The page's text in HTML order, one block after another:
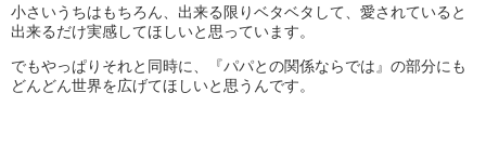
小さいうちはもちろん、出来る限りベタベタして、愛されていると
出来るだけ実感してほしいと思っています。
でもやっぱりそれと同時に、『パパとの関係ならでは』の部分にも
どんどん世界を広げてほしいと思うんです。